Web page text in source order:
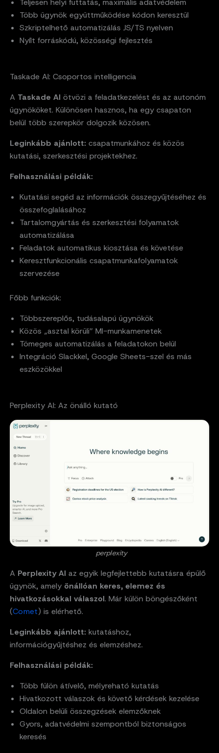
Teljesen helyi futtatás, maximális adatvédelem
Több ügynök együttműködése kódon keresztül
Szkriptelhető automatizálás JS/TS nyelven
Nyílt forráskódú, közösségi fejlesztés
Taskade AI: Csoportos intelligencia
A Taskade AI ötvözi a feladatkezelést és az autonóm
ügynököket. Különösen hasznos, ha egy csapaton
belül több szerepkör dolgozik közösen.
Leginkább ajánlott: csapatmunkához és közös
kutatási, szerkesztési projektekhez.
Felhasználási példák:
Kutatási segéd az információk összegyűjtéséhez és
összefoglalásához
Tartalomgyártás és szerkesztési folyamatok
automatizálása
Feladatok automatikus kiosztása és követése
Keresztfunkcionális csapatmunkafolyamatok
szervezése
Főbb funkciók:
Többszereplős, tudásalapú ügynökök
Közös „asztal körüli” MI-munkamenetek
Tömeges automatizálás a feladatokon belül
Integráció Slackkel, Google Sheets-szel és más
eszközökkel
Perplexity AI: Az önálló kutató
perplexity
A Perplexity AI az egyik legfejlettebb kutatásra épülő
ügynök, amely önállóan keres, elemez és
hivatkozásokkal válaszol. Már külön böngészőként
(Comet) is elérhető.
Leginkább ajánlott: kutatáshoz,
információgyűjtéshez és elemzéshez.
Felhasználási példák:
Több fülön átívelő, mélyreható kutatás
Hivatkozott válaszok és követő kérdések kezelése
Oldalon belüli összegzések elemzőknek
Gyors, adatvédelmi szempontból biztonságos
keresés